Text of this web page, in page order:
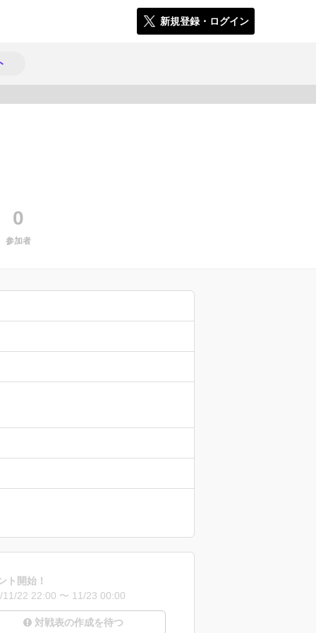
新規登録・ログイン
0
参加者
ト開始！
11/22 22:00 〜 11/23 00:00
対戦表の作成を待つ